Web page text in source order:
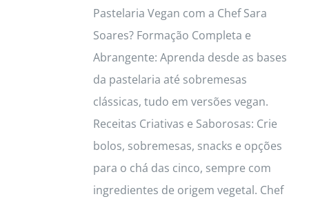
Pastelaria Vegan com a Chef Sara
Soares? Formação Completa e
Abrangente: Aprenda desde as bases
da pastelaria até sobremesas
clássicas, tudo em versões vegan.
Receitas Criativas e Saborosas: Crie
bolos, sobremesas, snacks e opções
para o chá das cinco, sempre com
ingredientes de origem vegetal. Chef